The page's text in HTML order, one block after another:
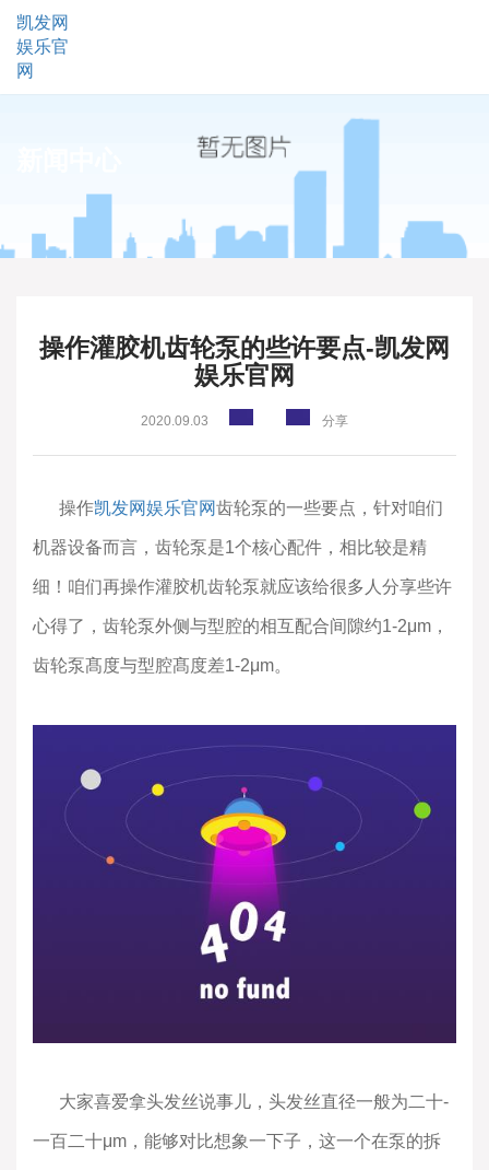
凯发网
娱乐官
网
操作灌胶机齿轮泵的些许要点-凯发网
娱乐官网
2020.09.03 分享
操作凯发网娱乐官网齿轮泵的一些要点，针对咱们
机器设备而言，齿轮泵是1个核心配件，相比较是精
细！咱们再操作灌胶机齿轮泵就应该给很多人分享些许
心得了，齿轮泵外侧与型腔的相互配合间隙约1-2μm，
齿轮泵髙度与型腔髙度差1-2μm。
大家喜爱拿头发丝说事儿，头发丝直径一般为二十-
一百二十μm，能够对比想象一下子，这一个在泵的拆